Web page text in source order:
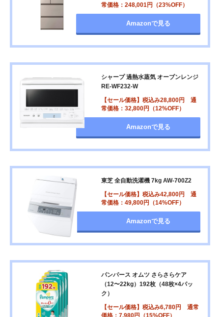
常価格：248,001円（23%OFF）
Amazonで見る
シャープ 過熱水蒸気 オーブンレンジ
RE-WF232-W
【セール価格】税込み28,800円 通
常価格：32,800円（12%OFF）
Amazonで見る
東芝 全自動洗濯機 7kg AW-700Z2
【セール価格】税込み42,800円 通
常価格：49,800円（14%OFF）
Amazonで見る
パンパース オムツ さらさらケア
（12〜22kg）192枚（48枚×4パッ
ク）
【セール価格】税込み6,780円 通常
価格：7,980円（15%OFF）